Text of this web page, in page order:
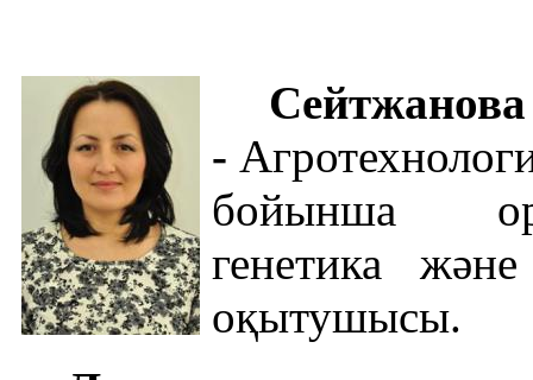
-
бойынша
генетика
оқытушысы.